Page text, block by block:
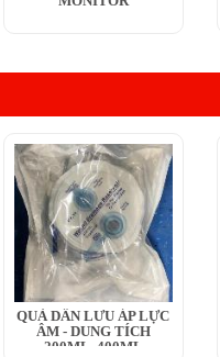
QUẢ DẪN LƯU ÁP LỰC
ÂM - DUNG TÍCH
200ML, 400ML